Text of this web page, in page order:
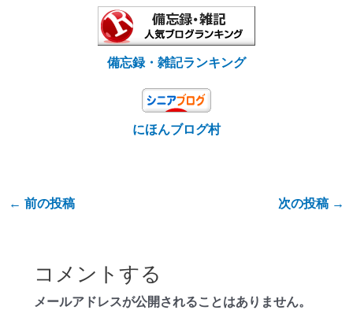
備忘録・雑記ランキング
にほんブログ村
← 前の投稿 次の投稿 →
コメントする
メールアドレスが公開されることはありません。